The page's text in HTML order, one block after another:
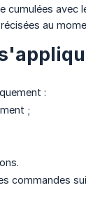
cumulées
au
:
;
commandes